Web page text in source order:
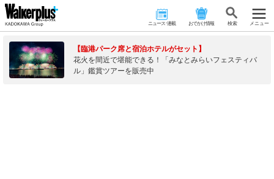
ニュース･連載 おでかけ情報 検 索 メニュー
【臨港パーク席と宿泊ホテルがセット】
花火を間近で堪能できる！「みなとみらいフェスティバ
ル」鑑賞ツアーを販売中